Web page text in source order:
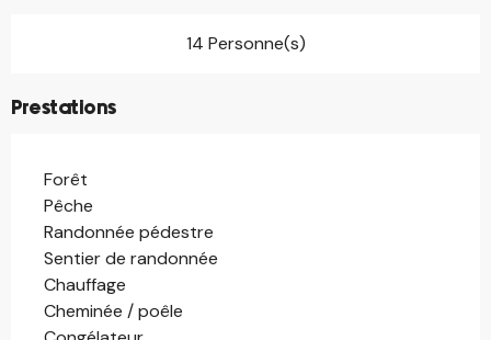
14 Personne(s)
Prestations
Forêt
Pêche
Randonnée pédestre
Sentier de randonnée
Chauffage
Cheminée / poêle